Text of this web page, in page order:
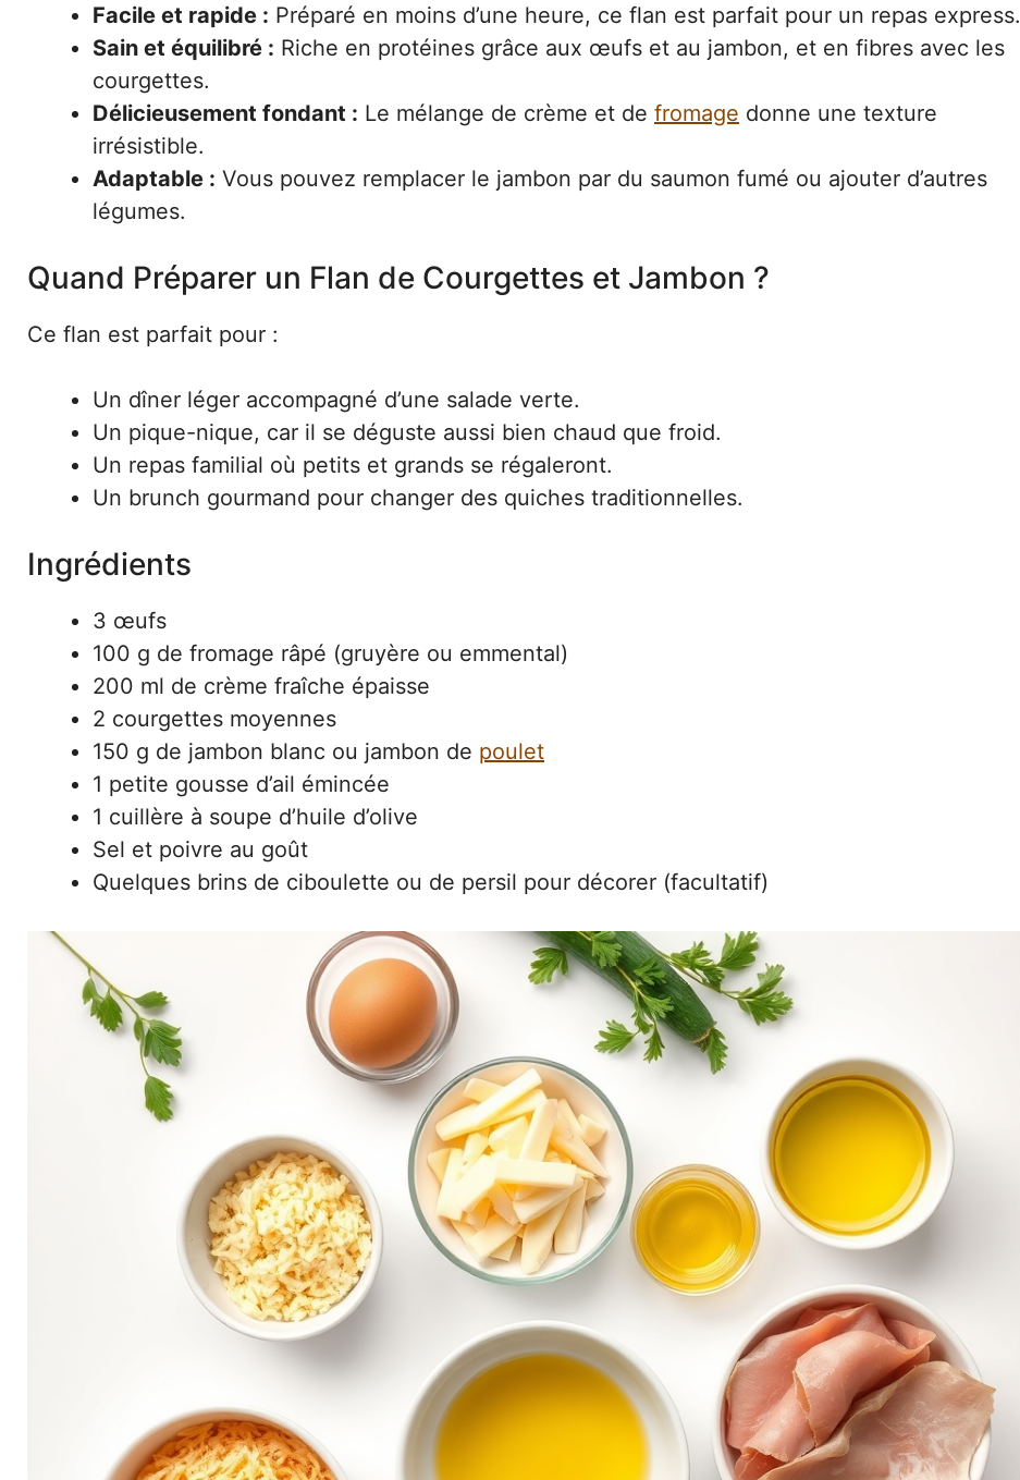
Facile et rapide : Préparé en moins d’une heure, ce flan est parfait pour un repas express.
Sain et équilibré : Riche en protéines grâce aux œufs et au jambon, et en fibres avec les
courgettes.
Délicieusement fondant : Le mélange de crème et de fromage donne une texture
irrésistible.
Adaptable : Vous pouvez remplacer le jambon par du saumon fumé ou ajouter d’autres
légumes.
Quand Préparer un Flan de Courgettes et Jambon ?
Ce flan est parfait pour :
Un dîner léger accompagné d’une salade verte.
Un pique-nique, car il se déguste aussi bien chaud que froid.
Un repas familial où petits et grands se régaleront.
Un brunch gourmand pour changer des quiches traditionnelles.
Ingrédients
3 œufs
100 g de fromage râpé (gruyère ou emmental)
200 ml de crème fraîche épaisse
2 courgettes moyennes
150 g de jambon blanc ou jambon de poulet
1 petite gousse d’ail émincée
1 cuillère à soupe d’huile d’olive
Sel et poivre au goût
Quelques brins de ciboulette ou de persil pour décorer (facultatif)